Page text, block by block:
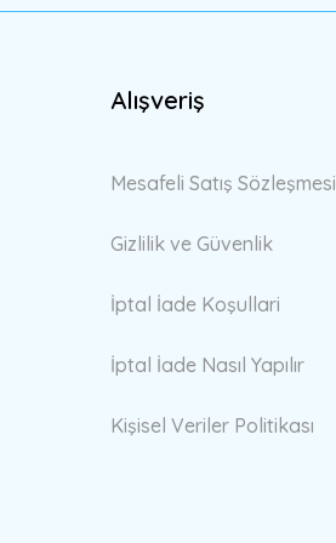
Alışveriş
Mesafeli Satış Sözleşmesi
Gizlilik ve Güvenlik
İptal İade Koşullari
İptal İade Nasıl Yapılır
Kişisel Veriler Politikası